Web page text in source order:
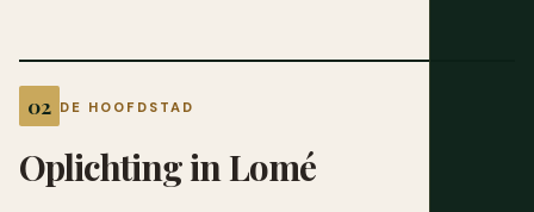
DE HOOFDSTAD
Oplichting in Lomé